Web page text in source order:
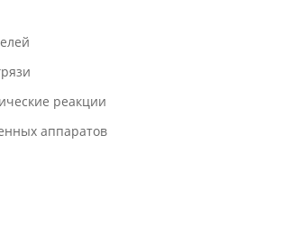
реакции
аппаратов